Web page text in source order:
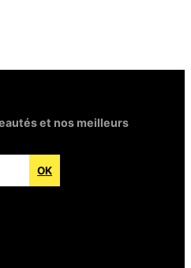
et nos meilleurs